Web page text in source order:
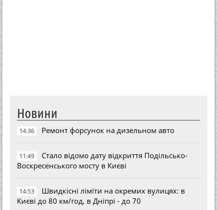
Новини
14:36 Ремонт форсунок на дизельном авто
11:49
Стало відомо дату відкриття Подільсько-
Воскресенського мосту в Києві
14:53
Швидкісні ліміти на окремих вулицях: в
Києві до 80 км/год, в Дніпрі - до 70